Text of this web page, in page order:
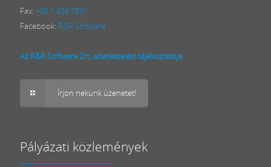
Fax: +36 1 436 7851
Facebook: R&R Software
Az R&R Software Zrt. adatkezelési tájékoztatója
Írjon nekünk üzenetet!
Pályázati közlemények